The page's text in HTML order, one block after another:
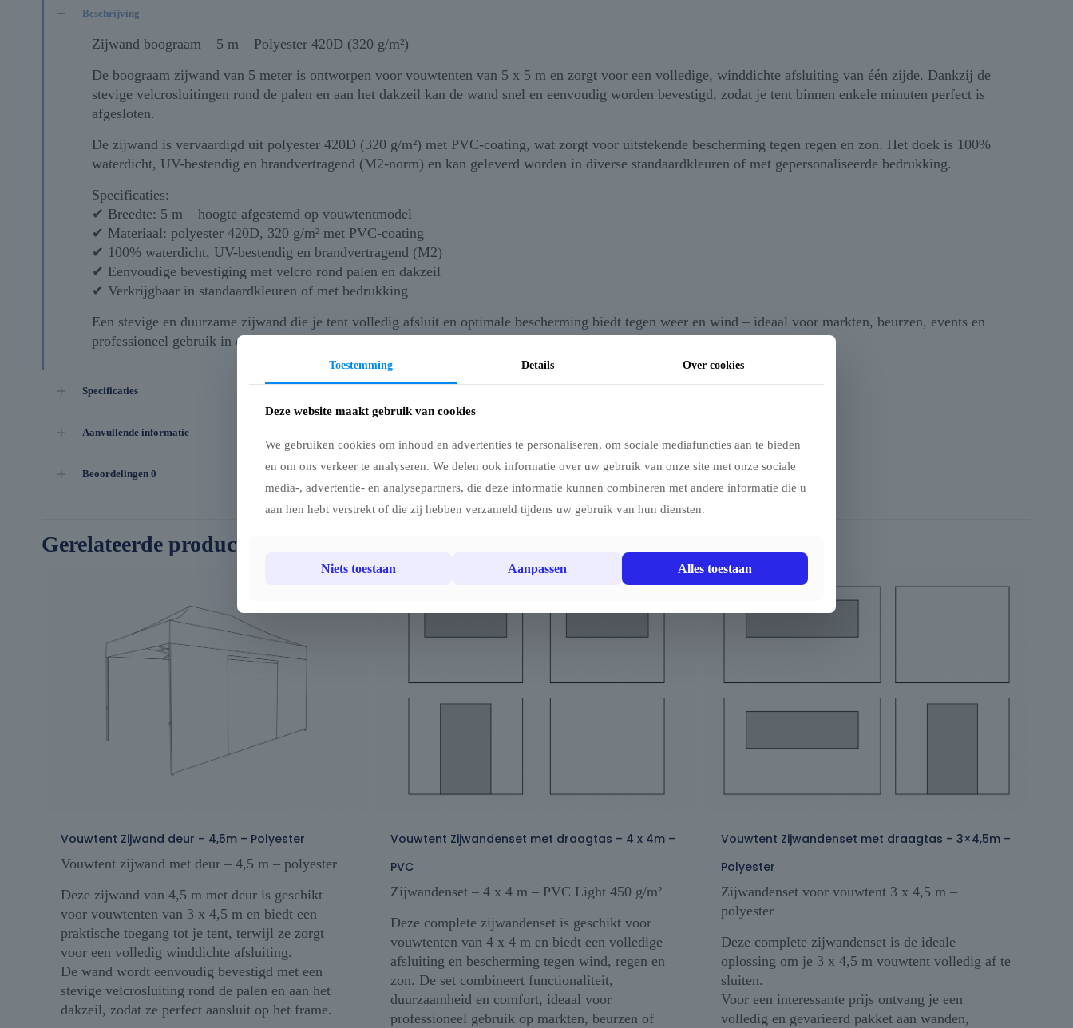
Beschrijving
Zijwand boograam – 5 m – Polyester 420D (320 g/m²)
De boograam zijwand van 5 meter is ontworpen voor vouwtenten van 5 x 5 m en zorgt voor een volledige, winddichte afsluiting van één zijde. Dankzij de
stevige velcrosluitingen rond de palen en aan het dakzeil kan de wand snel en eenvoudig worden bevestigd, zodat je tent binnen enkele minuten perfect is
afgesloten.
De zijwand is vervaardigd uit polyester 420D (320 g/m²) met PVC-coating, wat zorgt voor uitstekende bescherming tegen regen en zon. Het doek is 100%
waterdicht, UV-bestendig en brandvertragend (M2-norm) en kan geleverd worden in diverse standaardkleuren of met gepersonaliseerde bedrukking.
Specificaties:
✔ Breedte: 5 m – hoogte afgestemd op vouwtentmodel
✔ Materiaal: polyester 420D, 320 g/m² met PVC-coating
✔ 100% waterdicht, UV-bestendig en brandvertragend (M2)
✔ Eenvoudige bevestiging met velcro rond palen en dakzeil
✔ Verkrijgbaar in standaardkleuren of met bedrukking
Een stevige en duurzame zijwand die je tent volledig afsluit en optimale bescherming biedt tegen weer en wind – ideaal voor markten, beurzen, events en
professioneel gebruik in openlucht.
Specificaties
Aanvullende informatie
Beoordelingen 0
Gerelateerde producten
Vouwtent Zijwand deur – 4,5m – Polyester
Vouwtent zijwand met deur – 4,5 m – polyester
Deze zijwand van 4,5 m met deur is geschikt
voor vouwtenten van 3 x 4,5 m en biedt een
praktische toegang tot je tent, terwijl ze zorgt
voor een volledig winddichte afsluiting.
De wand wordt eenvoudig bevestigd met een
stevige velcrosluiting rond de palen en aan het
dakzeil, zodat ze perfect aansluit op het frame.
Vouwtent Zijwandenset met draagtas – 4 x 4m –
PVC
Zijwandenset – 4 x 4 m – PVC Light 450 g/m²
Deze complete zijwandenset is geschikt voor
vouwtenten van 4 x 4 m en biedt een volledige
afsluiting en bescherming tegen wind, regen en
zon. De set combineert functionaliteit,
duurzaamheid en comfort, ideaal voor
professioneel gebruik op markten, beurzen of
Vouwtent Zijwandenset met draagtas – 3×4,5m –
Polyester
Zijwandenset voor vouwtent 3 x 4,5 m –
polyester
Deze complete zijwandenset is de ideale
oplossing om je 3 x 4,5 m vouwtent volledig af te
sluiten.
Voor een interessante prijs ontvang je een
volledig en gevarieerd pakket aan wanden,
Toestemming Details Over cookies
Deze website maakt gebruik van cookies
We gebruiken cookies om inhoud en advertenties te personaliseren, om sociale mediafuncties aan te bieden
en om ons verkeer te analyseren. We delen ook informatie over uw gebruik van onze site met onze sociale
media-, advertentie- en analysepartners, die deze informatie kunnen combineren met andere informatie die u
aan hen hebt verstrekt of die zij hebben verzameld tijdens uw gebruik van hun diensten.
Niets toestaan Aanpassen Alles toestaan